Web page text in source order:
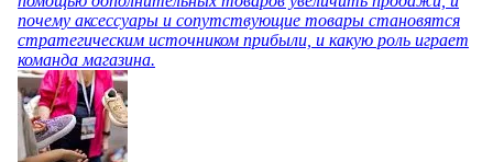
почему аксессуары и сопутствующие товары становятся
стратегическим источником прибыли, и какую роль играет
команда магазина.